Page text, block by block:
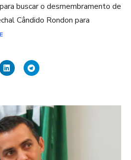
buscar o desmembramento de
Cândido Rondon para